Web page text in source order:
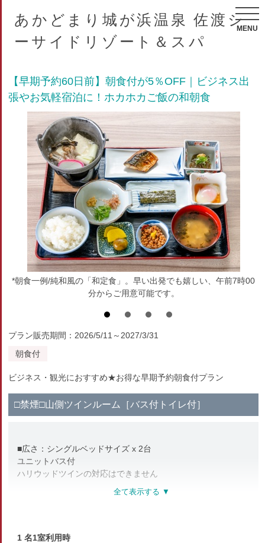
あかどまり城が浜温泉 佐渡シ
ーサイドリゾート＆スパ
MENU
【早期予約60日前】朝食付が5％OFF｜ビジネス出
張やお気軽宿泊に！ホカホカご飯の和朝食
*朝食一例/純和風の「和定食」。早い出発でも嬉しい、午前7時00
分からご用意可能です。
プラン販売期間：2026/5/11～2027/3/31
朝食付
ビジネス・観光におすすめ★お得な早期予約朝食付プラン
□禁煙□山側ツインルーム［バス付トイレ付］
■広さ：シングルベッドサイズ x 2台
ユニットバス付
ハリウッドツインの対応はできません
お茶セット・湯沸しポット
1 名1室利用時